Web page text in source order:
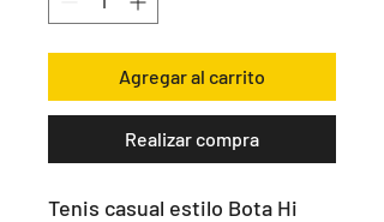
Agregar al carrito
Realizar compra
Tenis casual estilo Bota Hi